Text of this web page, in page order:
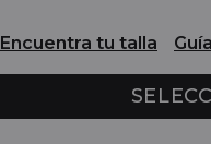
Encuentra tu talla